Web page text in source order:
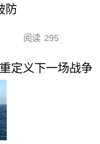
防
阅读 295
定义下一场战争